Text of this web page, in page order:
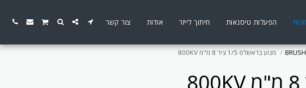
חנות הפעלות טיסנאות חיתוך לייזר אודות צור קשר
מנוע בראשלס 1/5 ציר 8 מ"מ 800KV